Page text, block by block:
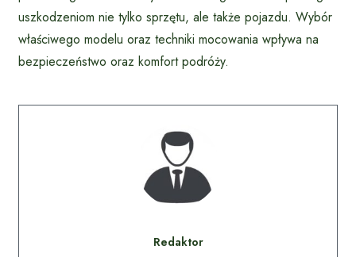
uszkodzeniom nie tylko sprzętu, ale także pojazdu. Wybór
właściwego modelu oraz techniki mocowania wpływa na
bezpieczeństwo oraz komfort podróży.
Redaktor